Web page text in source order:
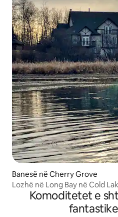
Banesë në Cherry Grove
Lozhë në Long Bay në Cold
Komoditetet e